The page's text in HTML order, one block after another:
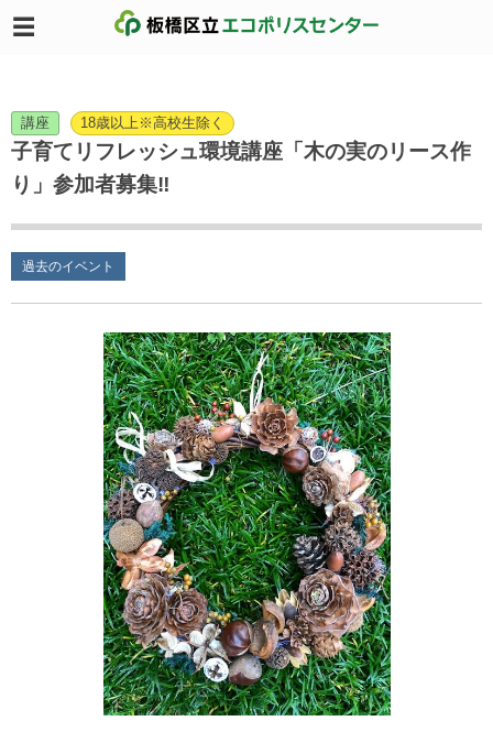
講座 18歳以上※高校生除く
子育てリフレッシュ環境講座「木の実のリース作
り」参加者募集‼
過去のイベント